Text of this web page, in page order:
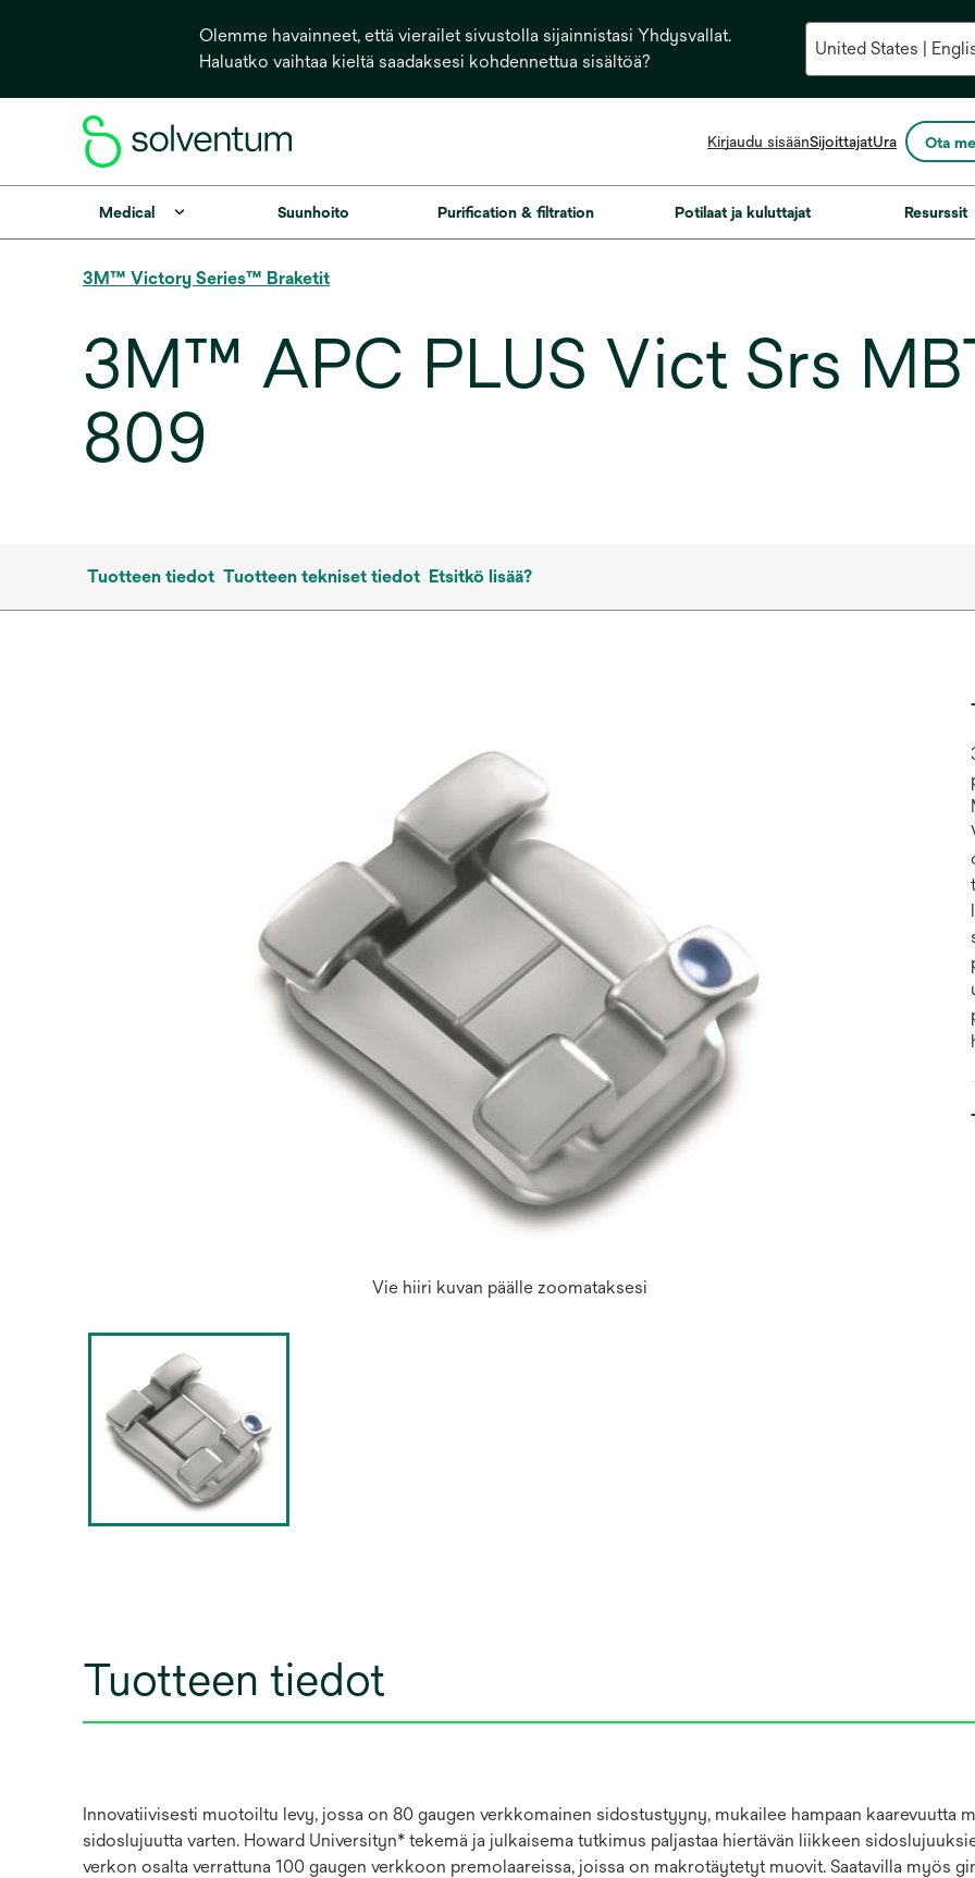
Olemme havainneet, että vierailet sivustolla sijainnistasi Yhdysvallat.
Haluatko vaihtaa kieltä saadaksesi kohdennettua sisältöä?
Kirjaudu sisäänSijoittajatopens
a
Ura Ota
Medical Suunhoito Purification & filtration Potilaat ja kuluttajat Resurssit
3M™ Victory Series™ Braketit
3M™ APC PLUS Vict Srs
809
Tuotteen tiedot Tuotteen tekniset tiedot Etsitkö lisää?
Vie hiiri kuvan päälle zoomataksesi
Tuotteen tiedot
Innovatiivisesti muotoiltu levy, jossa on 80 gaugen verkkomainen sidostustyyny, mukailee hampaan kaarevuutta
sidoslujuutta varten. Howard Universityn* tekemä ja julkaisema tutkimus paljastaa hiertävän liikkeen
verkon osalta verrattuna 100 gaugen verkkoon premolaareissa, joissa on makrotäytetyt muovit. Saatavilla myös